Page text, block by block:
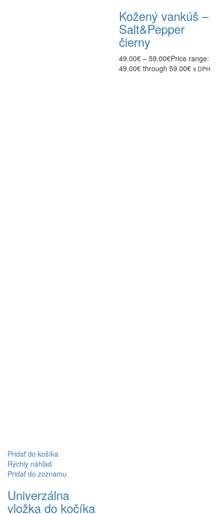
Pridať do košíka
Rýchly náhľad
Pridať do zoznamu
Univerzálna
vložka do kočíka
Kožený vankúš –
Salt&Pepper
čierny
49.00€ – 59.00€Price range:
49.00€ through 59.00€ s DPH